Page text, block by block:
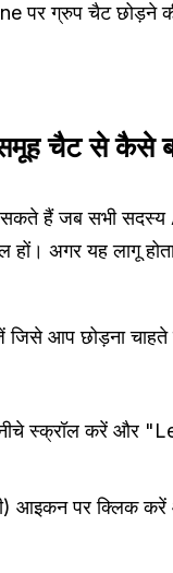
पर ग्रुप चैट छोड़ने
चैट से कैसे
हैं जब सभी सदस्य
अगर यह लागू होता
आप छोड़ना चाहते
स्क्रॉल करें और
आइकन पर क्लिक